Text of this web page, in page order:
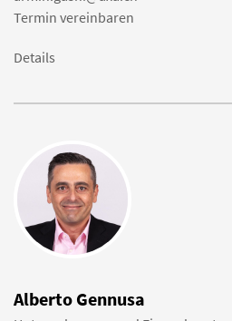
Termin vereinbaren
Details
Alberto Gennusa